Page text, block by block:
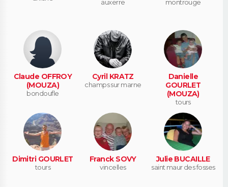
auxerre montrouge
Claude OFFROY
(MOUZA)
bondoufle
Cyril KRATZ
champs sur marne
Danielle
GOURLET
(MOUZA)
tours
Dimitri GOURLET
tours
Franck SOVY
vincelles
Julie BUCAILLE
saint maur des fosses